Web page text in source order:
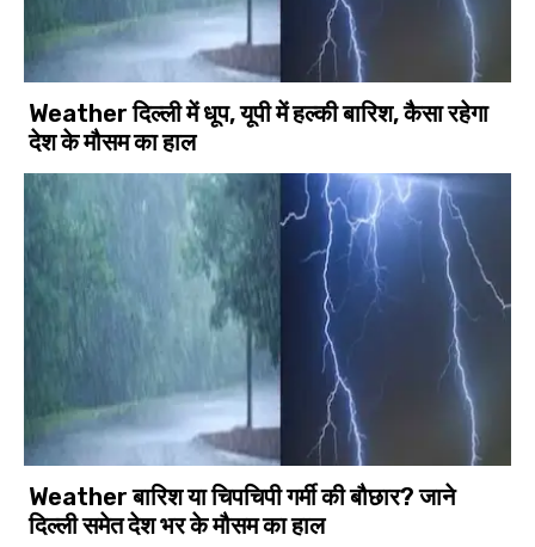
Weather दिल्ली में धूप, यूपी में हल्की बारिश, कैसा रहेगा
देश के मौसम का हाल
Weather बारिश या चिपचिपी गर्मी की बौछार? जाने
दिल्ली समेत देश भर के मौसम का हाल